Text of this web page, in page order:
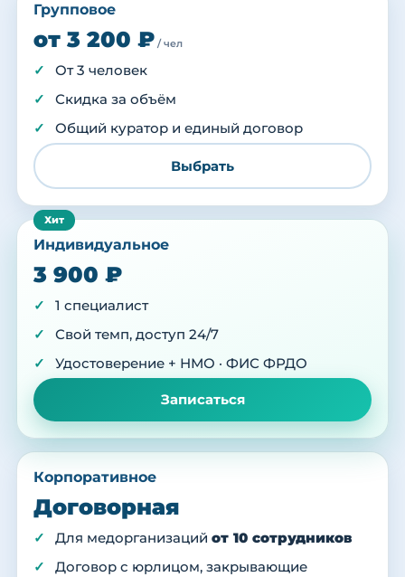
Групповое
от 3 200 ₽ / чел
От 3 человек
Скидка за объём
Общий куратор и единый договор
Выбрать
Индивидуальное
3 900 ₽
1 специалист
Свой темп, доступ 24/7
Удостоверение + НМО · ФИС ФРДО
Записаться
Корпоративное
Договорная
Для медорганизаций от 10 сотрудников
Договор с юрлицом, закрывающие